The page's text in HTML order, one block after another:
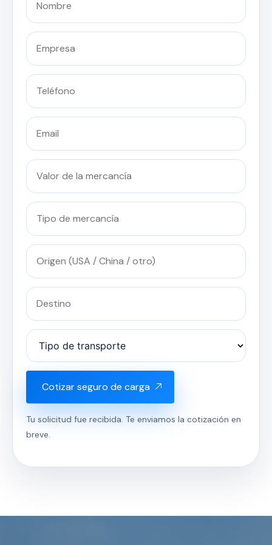
Cotizar seguro de carga
Tu solicitud fue recibida. Te enviamos la cotización en
breve.